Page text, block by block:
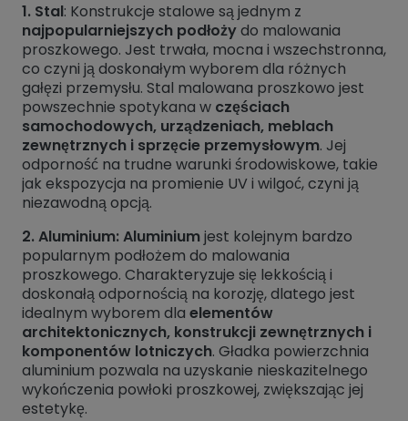
1. Stal: Konstrukcje stalowe są jednym z
najpopularniejszych podłożydo malowania
proszkowego. Jest trwała, mocna i wszechstronna,
co czyni ją doskonałym wyborem dla różnych
gałęzi przemysłu. Stal malowana proszkowo jest
powszechnie spotykana w częściach
samochodowych, urządzeniach, meblach
zewnętrznych i sprzęcie przemysłowym. Jej
odporność na trudne warunki środowiskowe, takie
jak ekspozycja na promienie UV i wilgoć, czyni ją
niezawodną opcją.
2. Aluminium: Aluminiumjest kolejnym bardzo
popularnym podłożem do malowania
proszkowego. Charakteryzuje się lekkością i
doskonałą odpornością na korozję, dlatego jest
idealnym wyborem dla elementów
architektonicznych, konstrukcji zewnętrznych i
komponentów lotniczych. Gładka powierzchnia
aluminium pozwala na uzyskanie nieskazitelnego
wykończenia powłoki proszkowej, zwiększając jej
estetykę.